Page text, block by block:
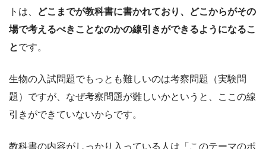
トは、
どこまでが教科書に書かれており、どこからがその
場で考えるべきことなのかの線引きができるようになるこ
とです。
生物の入試問題でもっとも難しいのは考察問題（実験問
題）ですが、なぜ考察問題が難しいかというと、ここの線
引きができていないからです。
教科書の内容がしっかり入っている人は「このテーマのポ